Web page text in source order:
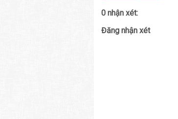
0 nhận xét:
Đăng nhận xét